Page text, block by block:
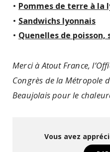
Pommes de terre à la
Sandwichs lyonnais
Quenelles de poisson,
Merci à Atout France,
Congrès de la Métropole
Beaujolais pour le
Vous avez